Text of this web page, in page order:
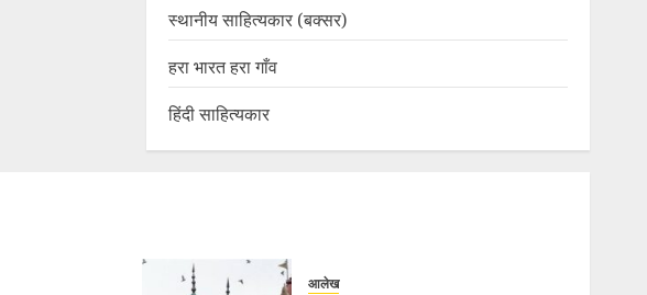
स्थानीय साहित्यकार (बक्सर)
हरा भारत हरा गाँव
हिंदी साहित्यकार
आलेख